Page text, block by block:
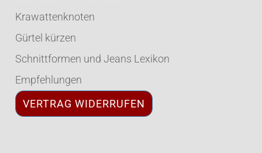
Krawattenknoten
Gürtel kürzen
Schnittformen und Jeans Lexikon
Empfehlungen
VERTRAG WIDERRUFEN